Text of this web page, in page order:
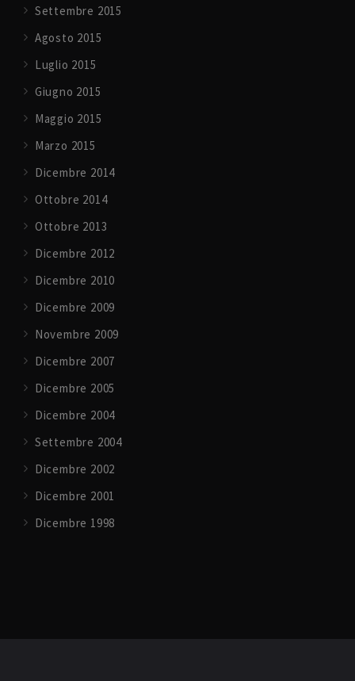
Settembre 2015
Agosto 2015
Luglio 2015
Giugno 2015
Maggio 2015
Marzo 2015
Dicembre 2014
Ottobre 2014
Ottobre 2013
Dicembre 2012
Dicembre 2010
Dicembre 2009
Novembre 2009
Dicembre 2007
Dicembre 2005
Dicembre 2004
Settembre 2004
Dicembre 2002
Dicembre 2001
Dicembre 1998